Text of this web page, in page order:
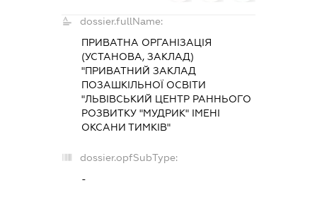
dossier.fullName:
ПРИВАТНА ОРГАНІЗАЦІЯ
(УСТАНОВА, ЗАКЛАД)
"ПРИВАТНИЙ ЗАКЛАД
ПОЗАШКІЛЬНОЇ ОСВІТИ
"ЛЬВІВСЬКИЙ ЦЕНТР РАННЬОГО
РОЗВИТКУ "МУДРИК" ІМЕНІ
ОКСАНИ ТИМКІВ"
dossier.opfSubType:
-